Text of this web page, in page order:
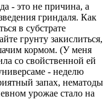
- это не причина, а
гриндаля. Как
в субстрате
грунту закислиться,
кормом. (У меня
со свойственной ей
- неделю
запах, нематоды
урожае стало на